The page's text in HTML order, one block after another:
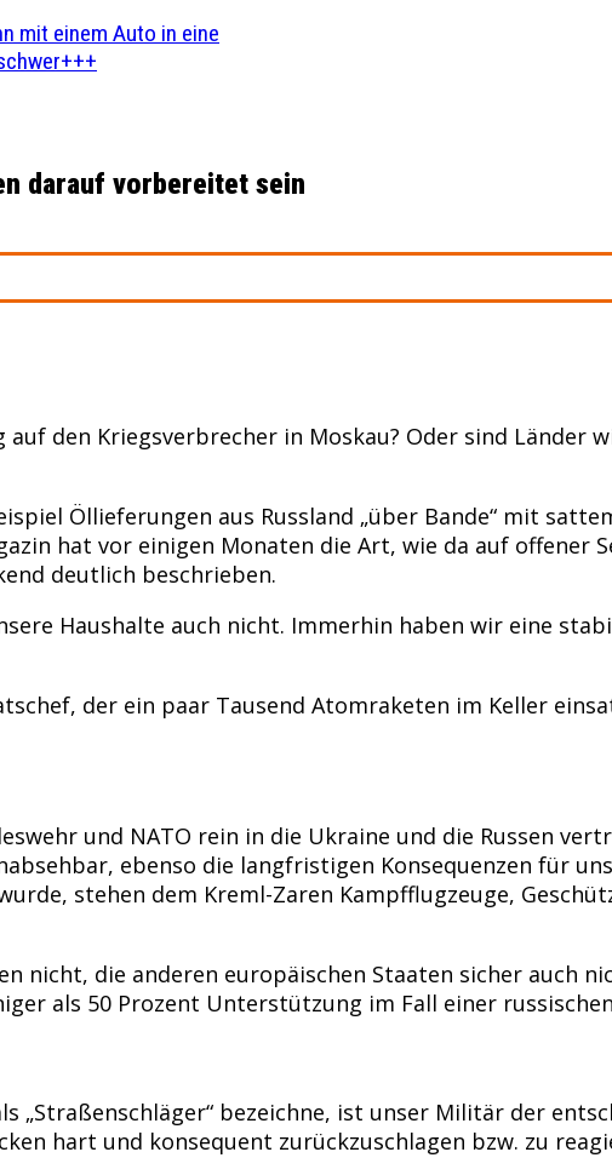
mit einem Auto in eine
darauf vorbereitet sein
den Kriegsverbrecher in Moskau? Oder sind Länder
Öllieferungen aus Russland „über Bande“ mit
hat vor einigen Monaten die Art, wie da auf offener
deutlich beschrieben.
Haushalte auch nicht. Immerhin haben wir eine
der ein paar Tausend Atomraketen im Keller
und NATO rein in die Ukraine und die Russen
ebenso die langfristigen Konsequenzen für
stehen dem Kreml-Zaren Kampfflugzeuge,
nicht, die anderen europäischen Staaten sicher auch
als 50 Prozent Unterstützung im Fall einer
„Straßenschläger“ bezeichne, ist unser Militär der
hart und konsequent zurückzuschlagen bzw. zu